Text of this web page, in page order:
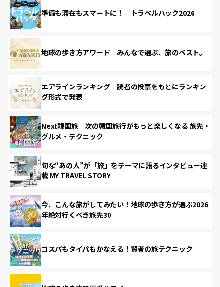
準備も滞在もスマートに！ トラベルハック2026
地球の歩き方アワード みんなで選ぶ、旅のベスト。
エアラインランキング 読者の投票をもとにランキン
グ形式で発表
Next韓国旅 次の韓国旅行がもっと楽しくなる 旅先・
グルメ・テクニック
旬な“あの人”が「旅」をテーマに語るインタビュー連
載 MY TRAVEL STORY
今、こんな旅がしてみたい！地球の歩き方が選ぶ2026
年絶対行くべき旅先30
コスパもタイパもかなえる！賢者の旅テクニック